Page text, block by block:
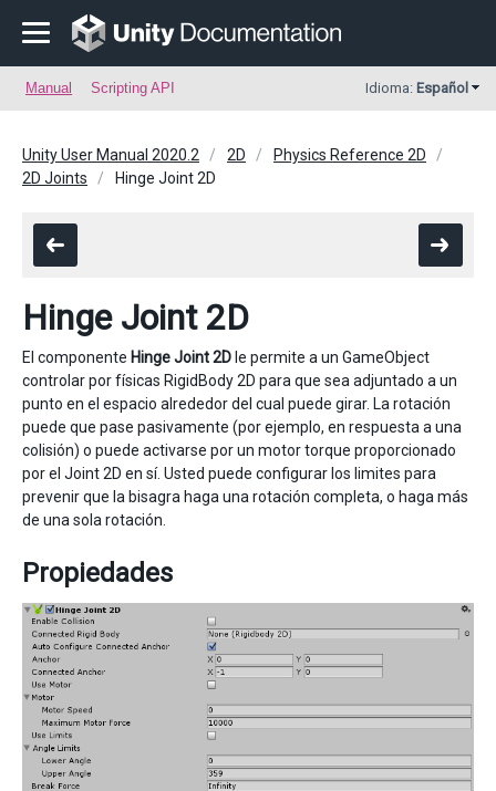
Manual Scripting API Idioma: Español
Unity User Manual 2020.2 2D
Physics Reference 2D
2D Joints
Hinge Joint 2D
Hinge Joint 2D
El componente Hinge Joint 2D le permite a un GameObject
controlar por físicas RigidBody 2D para que sea adjuntado a un
punto en el espacio alrededor del cual puede girar. La rotación
puede que pase pasivamente (por ejemplo, en respuesta a una
colisión) o puede activarse por un motor torque proporcionado
por el Joint 2D en sí. Usted puede configurar los limites para
prevenir que la bisagra haga una rotación completa, o haga más
de una sola rotación.
Propiedades